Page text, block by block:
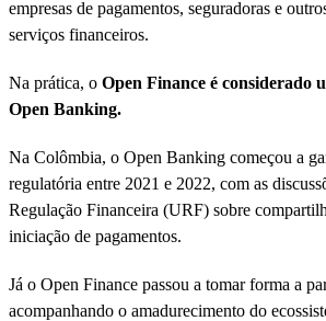
empresas de pagamentos, seguradoras e
serviços financeiros.
Na prática, o Open Finance é considerado
Open Banking.
Na Colômbia, o Open Banking começou a
regulatória entre 2021 e 2022, com as
Regulação Financeira (URF) sobre
iniciação de pagamentos.
Já o Open Finance passou a tomar forma a
acompanhando o amadurecimento do